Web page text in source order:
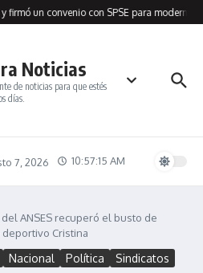
un convenio con SPSE para
Noticias
de noticias para que estés
días.
7, 2026 10:57:15 AM
ANSES recuperó el busto de
Cristina
Nacional Política Sindicatos